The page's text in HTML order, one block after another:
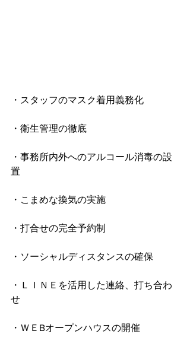
・スタッフのマスク着用義務化
・衛生管理の徹底
・事務所内外へのアルコール消毒の設
置
・こまめな換気の実施
・打合せの完全予約制
・ソーシャルディスタンスの確保
・ＬＩＮＥを活用した連絡、打ち合わ
せ
・ＷＥBオープンハウスの開催